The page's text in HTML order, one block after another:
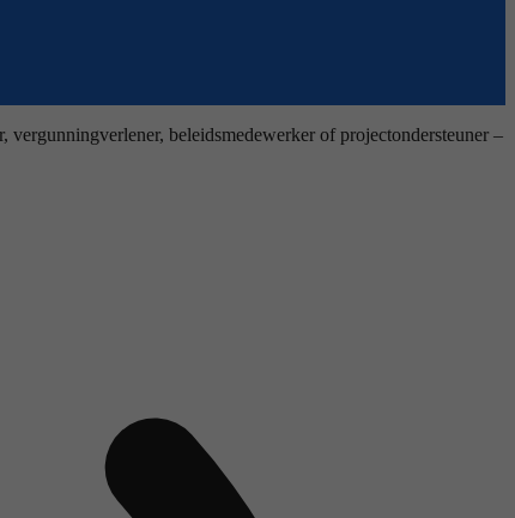
beleidsmedewerker of projectondersteuner –